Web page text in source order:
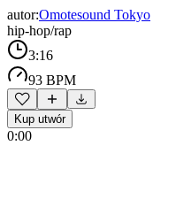
autor:Omotesound Tokyo
hip-hop/rap
3:16
93 BPM
Kup utwór
0:00